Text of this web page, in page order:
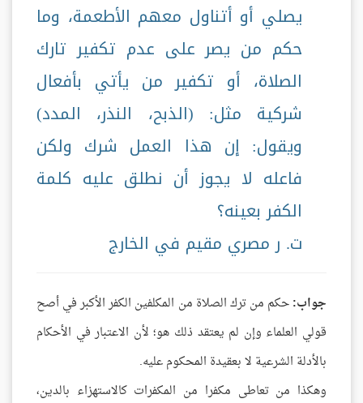
يصلي أو أتناول معهم الأطعمة، وما
حكم من يصر على عدم تكفير تارك
الصلاة، أو تكفير من يأتي بأفعال
شركية مثل: (الذبح، النذر، المدد)
ويقول: إن هذا العمل شرك ولكن
فاعله لا يجوز أن نطلق عليه كلمة
الكفر بعينه؟
ت. ر مصري مقيم في الخارج
جواب:حكم من ترك الصلاة من المكلفين الكفر الأكبر في أصح
قولي العلماء وإن لم يعتقد ذلك هو؛ لأن الاعتبار في الأحكام
بالأدلة الشرعية لا بعقيدة المحكوم عليه.
وهكذا من تعاطى مكفرا من المكفرات كالاستهزاء بالدين،